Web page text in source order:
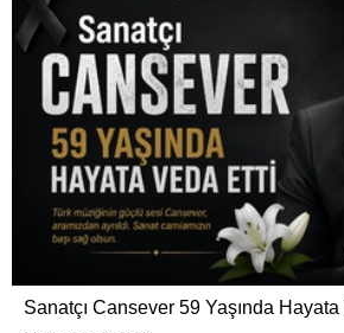
Sanatçı Cansever 59 Yaşında